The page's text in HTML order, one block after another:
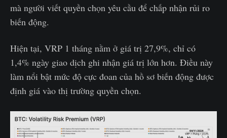
mà người viết quyền chọn yêu cầu để chấp nhận rủi ro
biến động.
Hiện tại, VRP 1 tháng nằm ở giá trị 27,9%, chỉ có
1,4% ngày giao dịch ghi nhận giá trị lớn hơn. Điều này
làm nổi bật mức độ cực đoan của hồ sơ biến động được
định giá vào thị trường quyền chọn.